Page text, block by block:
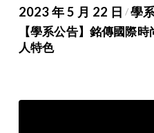
2023 年 5 月 22 日 /學
【學系公告】銘傳國際
人特色